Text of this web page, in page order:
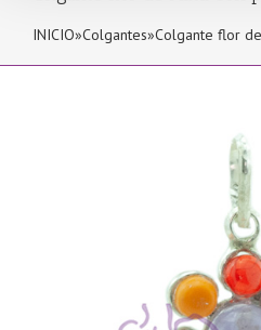
INICIO»Colgantes»Colgante flor